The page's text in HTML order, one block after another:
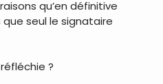
qu’en définitive
seul le signataire
?